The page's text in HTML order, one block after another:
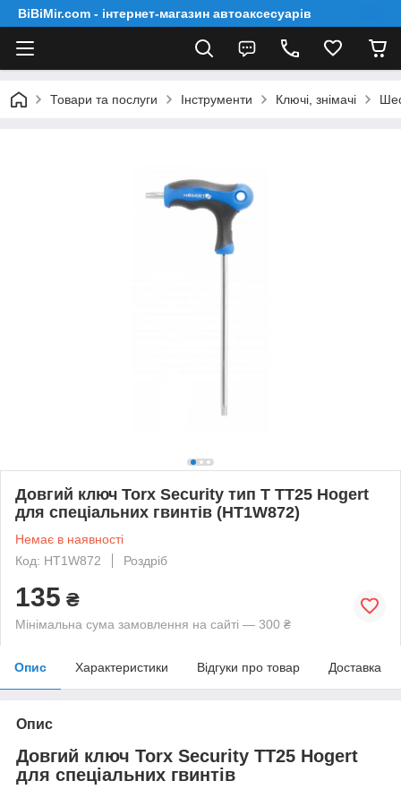
BiBiMir.com - інтернет-магазин автоаксесуарів
Товари та послуги Інструменти Ключі, знімачі
Довгий ключ Torx Security тип Т TT25 Hogert
для спеціальних гвинтів (HT1W872)
Немає в наявності
Код: HT1W872
Роздріб
135 ₴
Мінімальна сума замовлення на сайті — 300 ₴
Опис Характеристики Відгуки про товар Доставка
Опис
Довгий ключ Torx Security TT25 Hogert
для спеціальних гвинтів